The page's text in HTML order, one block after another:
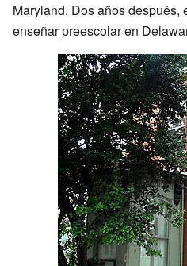
Maryland. Dos años después,
enseñar preescolar en